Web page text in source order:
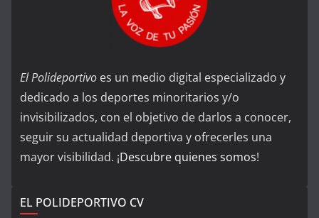
El Polideportivo es un medio digital especializado y
dedicado a los deportes minoritarios y/o
invisibilizados, con el objetivo de darlos a conocer,
seguir su actualidad deportiva y ofrecerles una
mayor visibilidad. ¡Descubre quienes somos!
EL POLIDEPORTIVO CV